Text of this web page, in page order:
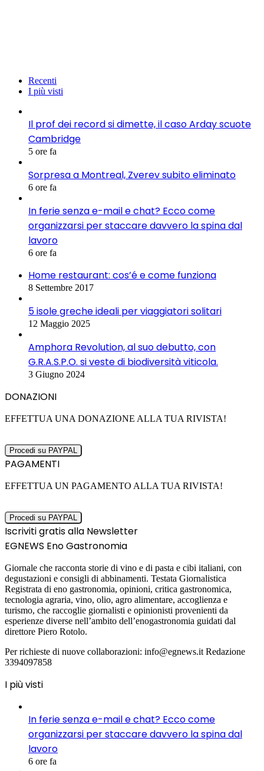
Recenti
I più visti
Il prof dei record si dimette, il caso Arday scuote
Cambridge
5 ore fa
Sorpresa a Montreal, Zverev subito eliminato
6 ore fa
In ferie senza e-mail e chat? Ecco come
organizzarsi per staccare davvero la spina dal
lavoro
6 ore fa
Home restaurant: cos’é e come funziona
8 Settembre 2017
5 isole greche ideali per viaggiatori solitari
12 Maggio 2025
Amphora Revolution, al suo debutto, con
G.R.A.S.P.O. si veste di biodiversità viticola.
3 Giugno 2024
DONAZIONI
EFFETTUA UNA DONAZIONE ALLA TUA RIVISTA!
PAGAMENTI
EFFETTUA UN PAGAMENTO ALLA TUA RIVISTA!
Iscriviti gratis alla Newsletter
EGNEWS Eno Gastronomia
Giornale che racconta storie di vino e di pasta e cibi italiani, con
degustazioni e consigli di abbinamenti. Testata Giornalistica
Registrata di eno gastronomia, opinioni, critica gastronomica,
tecnologia agraria, vino, olio, agro alimentare, accoglienza e
turismo, che raccoglie giornalisti e opinionisti provenienti da
esperienze diverse nell’ambito dell’enogastronomia guidati dal
direttore Piero Rotolo.
Per richieste di nuove collaborazioni: info@egnews.it Redazione
3394097858
I più visti
In ferie senza e-mail e chat? Ecco come
organizzarsi per staccare davvero la spina dal
lavoro
6 ore fa